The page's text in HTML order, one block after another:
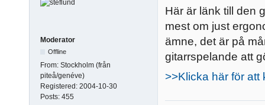
Moderator
Offline
From: Stockholm (från
piteå/genéve)
Registered: 2004-10-30
Posts: 455
Här är länk till den
mest om just
ämne, det är på
gitarrspelande att
>>Klicka här för att